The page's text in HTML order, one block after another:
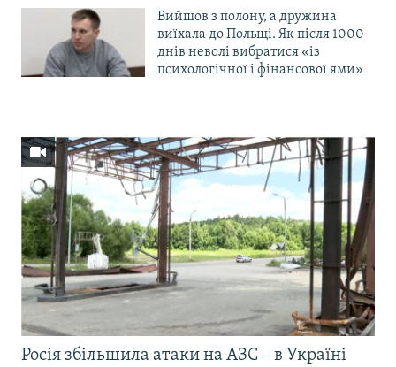
Вийшов з полону, а дружина
виїхала до Польщі. Як після 1000
днів неволі вибратися «із
психологічної і фінансової ями»
Росія збільшила атаки на АЗС – в Україні